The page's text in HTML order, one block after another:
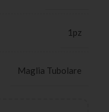
1pz
Maglia Tubolare